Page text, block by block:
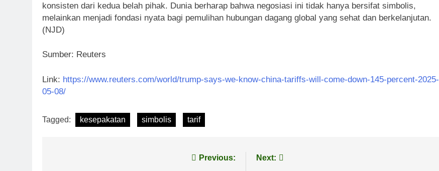
konsisten dari kedua belah pihak. Dunia berharap bahwa negosiasi ini tidak hanya bersifat simbolis,
melainkan menjadi fondasi nyata bagi pemulihan hubungan dagang global yang sehat dan berkelanjutan.
(NJD)
Sumber: Reuters
Link: https://www.reuters.com/world/trump-says-we-know-china-tariffs-will-come-down-145-percent-2025-
05-08/
Tagged: kesepakatan simbolis tarif
Previous: Next: